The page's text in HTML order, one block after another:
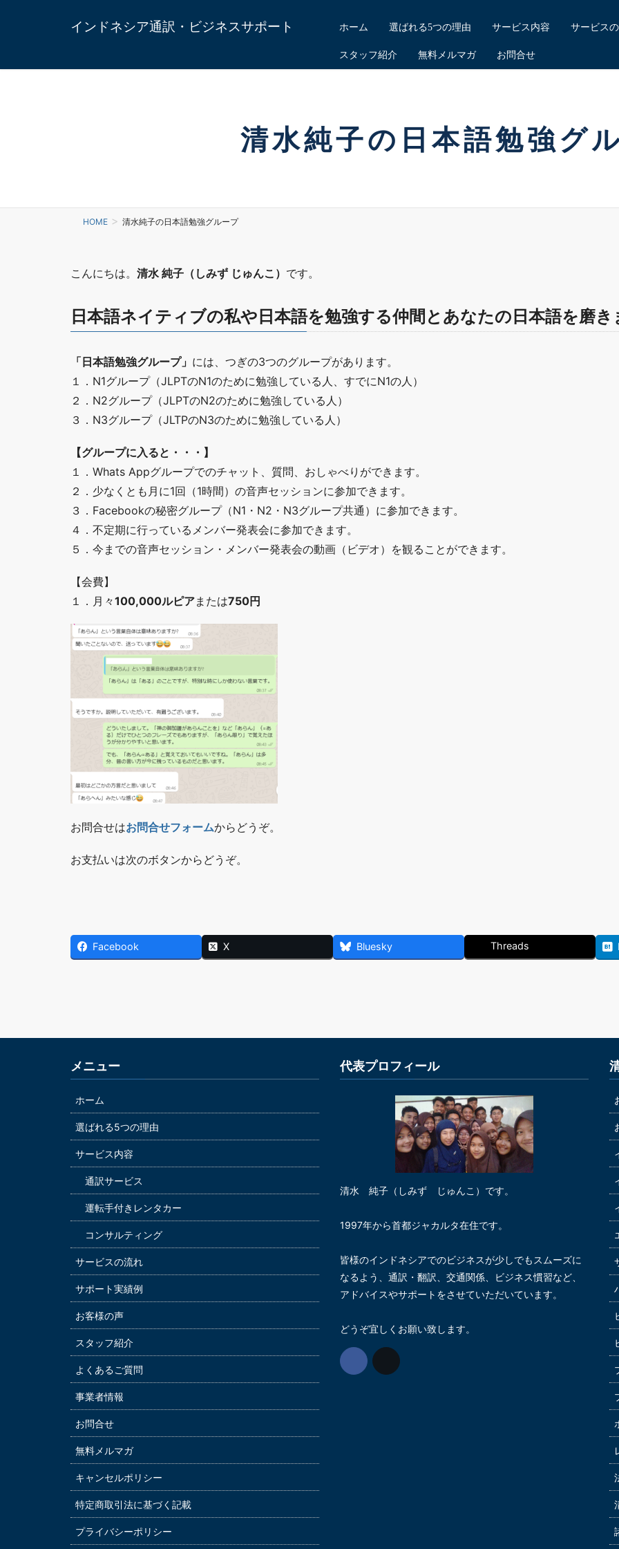
インドネシア通訳・ビジネスサポート ホーム 選ばれる5つの理由 サービス内容 サービス
スタッフ紹介 無料メルマガ お問合せ
清水純子の日本語勉強グ
HOME 清水純子の日本語勉強グループ
こんにちは。 清水 純子（しみず じゅんこ） です。
日本語ネイティブの私や日本語を勉強する仲間とあなたの日本語を磨き
「日本語勉強グループ」 には、つぎの3つのグループがあります。
１．N1グループ（JLPTのN1のために勉強している人、すでにN1の人）
２．N2グループ（JLPTのN2のために勉強している人）
３．N3グループ（JLTPのN3のために勉強している人）
【グループに入ると・・・】
１．Whats Appグループでのチャット、質問、おしゃべりができます。
２．少なくとも月に1回（1時間）の音声セッションに参加できます。
３．Facebookの秘密グループ（N1・N2・N3グループ共通）に参加できます。
４．不定期に行っているメンバー発表会に参加できます。
５．今までの音声セッション・メンバー発表会の動画（ビデオ）を観ることができます。
【会費】
１．月々100,000ルピアまたは750円
お問合せはお問合せフォームからどうぞ。
お支払いは次のボタンからどうぞ。
Facebook X Bluesky Threads
メニュー
ホーム
選ばれる5つの理由
サービス内容
通訳サービス
運転手付きレンタカー
コンサルティング
サービスの流れ
サポート実績例
お客様の声
スタッフ紹介
よくあるご質問
事業者情報
お問合せ
無料メルマガ
キャンセルポリシー
特定商取引法に基づく記載
プライバシーポリシー
代表プロフィール
清水 純子（しみず じゅんこ）です。
1997年から首都ジャカルタ在住です。
皆様のインドネシアでのビジネスが少しでもスムーズに
なるよう、通訳・翻訳、交通関係、ビジネス慣習など、
アドバイスやサポートをさせていただいています。
どうぞ宜しくお願い致します。